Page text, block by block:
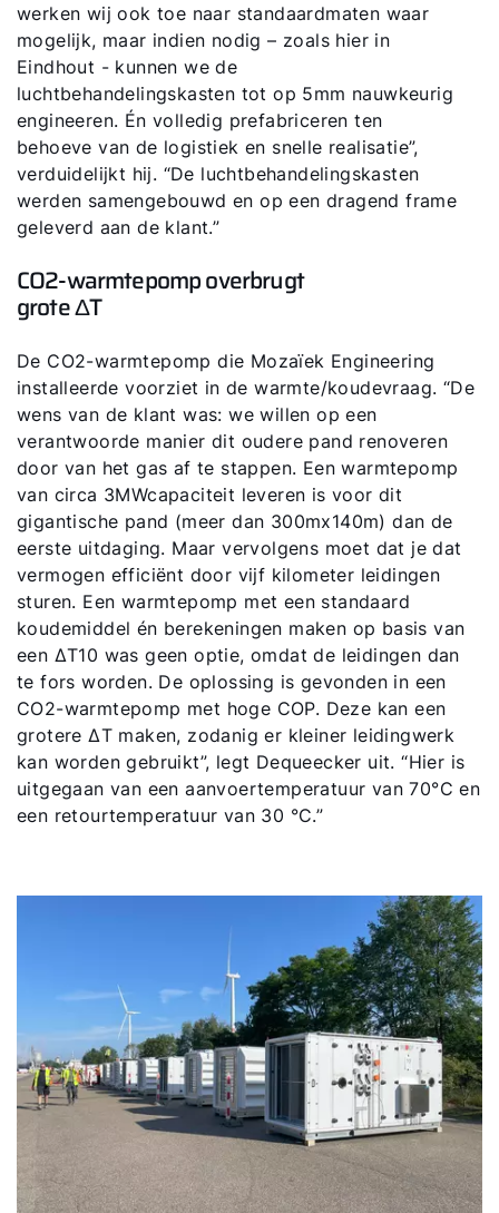
werken wij ook toe naar standaardmaten waar
mogelijk, maar indien nodig – zoals hier in
Eindhout - kunnen we de
luchtbehandelingskasten tot op 5mm nauwkeurig
engineeren. Én volledig prefabriceren ten
behoeve van de logistiek en snelle realisatie”,
verduidelijkt hij. “De luchtbehandelingskasten
werden samengebouwd en op een dragend frame
geleverd aan de klant.”
CO2-warmtepomp overbrugt
grote ΔT
De CO2-warmtepomp die Mozaïek Engineering
installeerde voorziet in de warmte/koudevraag. “De
wens van de klant was: we willen op een
verantwoorde manier dit oudere pand renoveren
door van het gas af te stappen. Een warmtepomp
van circa 3MWcapaciteit leveren is voor dit
gigantische pand (meer dan 300mx140m) dan de
eerste uitdaging. Maar vervolgens moet dat je dat
vermogen efficiënt door vijf kilometer leidingen
sturen. Een warmtepomp met een standaard
koudemiddel én berekeningen maken op basis van
een ΔT10 was geen optie, omdat de leidingen dan
te fors worden. De oplossing is gevonden in een
CO2-warmtepomp met hoge COP. Deze kan een
grotere ΔT maken, zodanig er kleiner leidingwerk
kan worden gebruikt”, legt Dequeecker uit. “Hier is
uitgegaan van een aanvoertemperatuur van 70°C en
een retourtemperatuur van 30 °C.”
Hallo!
Hoe kunnen wij u helpen?
Contact met het team
Contactformulier
Mail de WOLF Service
Ook interessant?
Downloads
Service App